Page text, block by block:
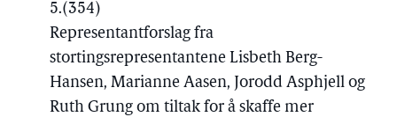
5.(354)
Representantforslag fra
stortingsrepresentantene Lisbeth Berg-
Hansen, Marianne Aasen, Jorodd Asphjell og
Ruth Grung om tiltak for å skaffe mer